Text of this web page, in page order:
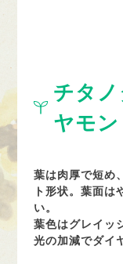
チタ
ヤモン
葉は肉厚で短め
ト形状。葉面は
い。
葉色はグレイッ
光の加減でダイ